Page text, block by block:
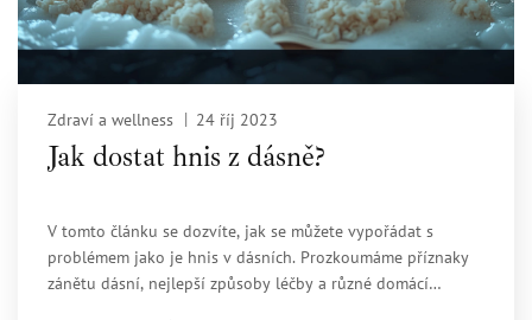
Zdraví a wellness 24 říj 2023
Jak dostat hnis z dásně?
V tomto článku se dozvíte, jak se můžete vypořádat s
problémem jako je hnis v dásních. Prozkoumáme příznaky
zánětu dásní, nejlepší způsoby léčby a různé domácí